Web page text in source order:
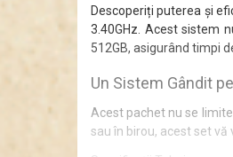
Descoperiți puterea și
3.40GHz. Acest sistem
512GB, asigurând timpi
Un Sistem Gândit
Acest pachet nu se
sau în birou, acest set